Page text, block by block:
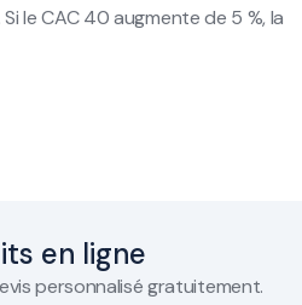
le CAC 40 augmente de 5 %, la
en ligne
personnalisé gratuitement.